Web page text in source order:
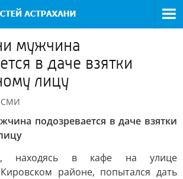
мужчина
в даче взятки
лицу
СМИ
подозревается в даче взятки
находясь в кафе на улице
районе, попытался дать